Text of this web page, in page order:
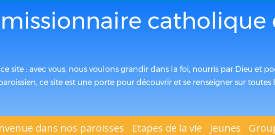
catholique
site : avec vous, nous voulons grandir dans la foi, nourris par Dieu et
ce site est une porte pour découvrir et se renseigner sur
dans nos paroisses Etapes de la vie Jeunes